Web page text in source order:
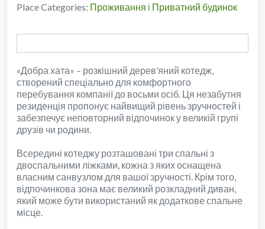
Place Categories: Проживання і Приватний будинок
«Добра хата» – розкішний дерев’яний котедж,
створений спеціально для комфортного
перебування компанії до восьми осіб. Ця незабутня
резиденція пропонує найвищий рівень зручностей і
забезпечує неповторний відпочинок у великій групі
друзів чи родини.
Всередині котеджу розташовані три спальні з
двоспальними ліжками, кожна з яких оснащена
власним санвузлом для вашої зручності. Крім того,
відпочинкова зона має великий розкладний диван,
який може бути використаний як додаткове спальне
місце.